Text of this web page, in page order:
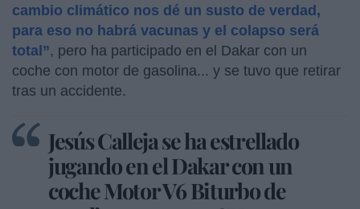
cambio climático nos dé un susto de verdad,
para eso no habrá vacunas y el colapso será
total”, pero ha participado en el Dakar con un
coche con motor de gasolina... y se tuvo que retirar
tras un accidente.
Jesús Calleja se ha estrellado
jugando en el Dakar con un
coche Motor V6 Biturbo de